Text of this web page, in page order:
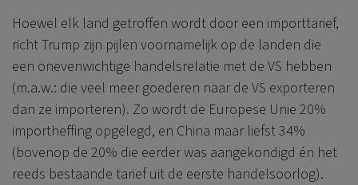
Hoewel elk land getroffen wordt door een importtarief,
richt Trump zijn pijlen voornamelijk op de landen die
een onevenwichtige handelsrelatie met de VS hebben
(m.a.w.: die veel meer goederen naar de VS exporteren
dan ze importeren). Zo wordt de Europese Unie 20%
importheffing opgelegd, en China maar liefst 34%
(bovenop de 20% die eerder was aangekondigd én het
reeds bestaande tarief uit de eerste handelsoorlog).